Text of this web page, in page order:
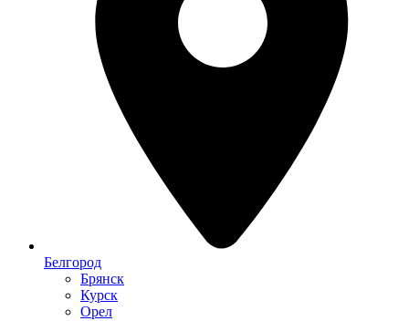
Белгород
Брянск
Курск
Орел